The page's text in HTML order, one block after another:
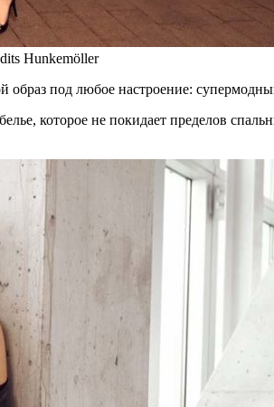
Hunkemöller
образ под любое настроение:
которое не покидает пределов